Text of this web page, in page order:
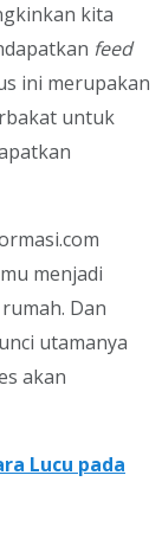
kita
feed
ini merupakan
untuk
menjadi
Dan
utamanya
akan
Lucu pada